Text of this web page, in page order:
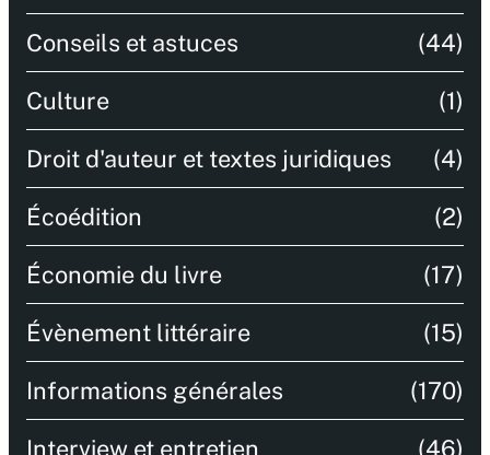
Conseils et astuces (44)
Culture (1)
Droit d'auteur et textes juridiques (4)
Écoédition (2)
Économie du livre (17)
Évènement littéraire (15)
Informations générales (170)
Interview et entretien (46)